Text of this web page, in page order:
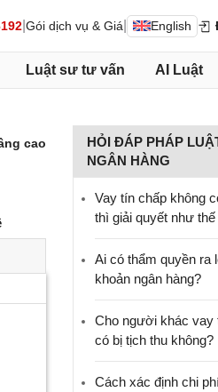
Gói dịch vụ & Giá English
Luật sư tư vấn AI Luật
cao
HỎI ĐÁP PHÁP
NGÂN HÀNG
Vay tín chấp không
thì giải quyết như thế
Ai có thẩm quyền ra
khoản ngân hàng?
Cho người khác vay
có bị tịch thu không?
Cách xác định chi